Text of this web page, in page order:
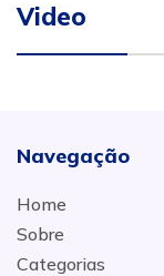
Video
Navegação
Home
Sobre
Categorias